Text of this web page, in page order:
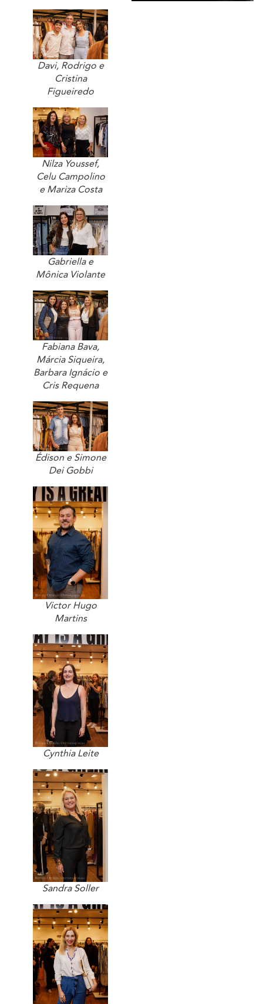
Davi, Rodrigo e
Cristina
Figueiredo
Nilza Youssef,
Celu Campolino
e Mariza Costa
Gabriella e
Mônica Violante
Fabiana Bava,
Márcia Siqueira,
Barbara Ignácio e
Cris Requena
Édison e Simone
Dei Gobbi
Victor Hugo
Martins
Cynthia Leite
Sandra Soller